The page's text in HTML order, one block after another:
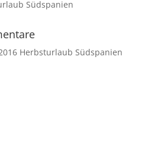
Südspanien
Herbsturlaub Südspanien